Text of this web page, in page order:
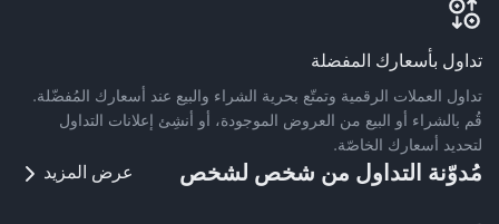
تداول بأسعارك المفضلة
تداول العملات الرقمية وتمتّع بحرية الشراء والبيع عند أسعارك المُفضّلة.
قُم بالشراء أو البيع من العروض الموجودة، أو أنشِئ إعلانات التداول
لتحديد أسعارك الخاصّة.
مُدوّنة التداول من شخص لشخص عرض المزيد